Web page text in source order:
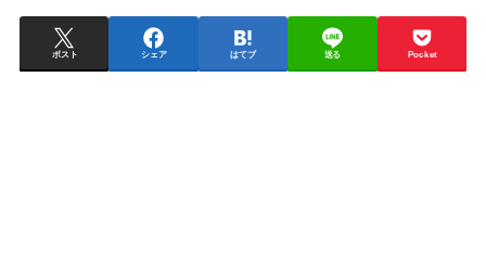
ポスト シェア はてブ 送る Pocket